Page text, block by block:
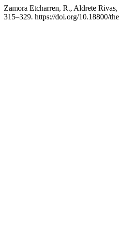
Zamora Etcharren, R., Aldrete
315–329. https://doi.org/10.18800/